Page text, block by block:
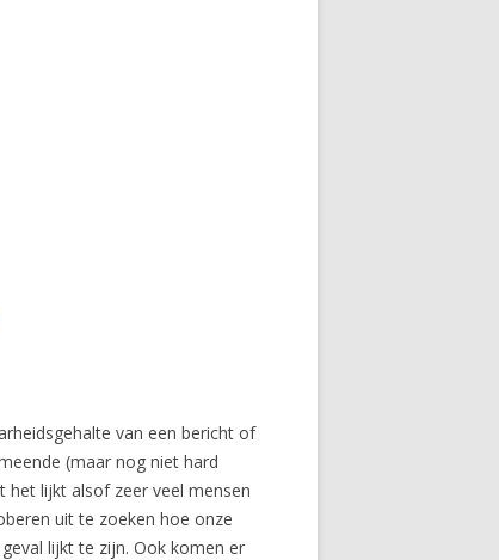
van een bericht of
(maar nog niet hard
het lijkt alsof zeer veel mensen
uit te zoeken hoe onze
lijkt te zijn. Ook komen er